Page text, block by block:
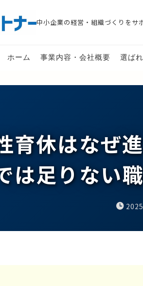
中小企業の経営・組織づくりをサ
ホーム 事業内容・会社概要 選ば
育休はなぜ
は足りない